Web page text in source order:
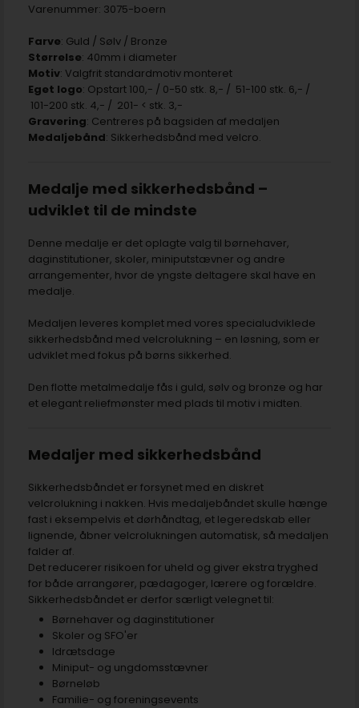
Varenummer: 3075-boern
Farve: Guld / Sølv / Bronze
Størrelse: 40mm i diameter
Motiv: Valgfrit standardmotiv monteret
Eget logo: Opstart 100,- / 0-50 stk. 8,- / 51-100 stk. 6,- /
101-200 stk. 4,- / 201- < stk. 3,-
Gravering: Centreres på bagsiden af medaljen
Medaljebånd: Sikkerhedsbånd med velcro.
Medalje med sikkerhedsbånd –
udviklet til de mindste
Denne medalje er det oplagte valg til børnehaver,
daginstitutioner, skoler, miniputstævner og andre
arrangementer, hvor de yngste deltagere skal have en
medalje.
Medaljen leveres komplet med vores specialudviklede
sikkerhedsbånd med velcrolukning – en løsning, som er
udviklet med fokus på børns sikkerhed.
Den flotte metalmedalje fås i guld, sølv og bronze og har
et elegant reliefmønster med plads til motiv i midten.
Medaljer med sikkerhedsbånd
Sikkerhedsbåndet er forsynet med en diskret
velcrolukning i nakken. Hvis medaljebåndet skulle hænge
fast i eksempelvis et dørhåndtag, et legeredskab eller
lignende, åbner velcrolukningen automatisk, så medaljen
falder af.
Det reducerer risikoen for uheld og giver ekstra tryghed
for både arrangører, pædagoger, lærere og forældre.
Sikkerhedsbåndet er derfor særligt velegnet til:
Børnehaver og daginstitutioner
Skoler og SFO'er
Idrætsdage
Miniput- og ungdomsstævner
Børneløb
Familie- og foreningsevents